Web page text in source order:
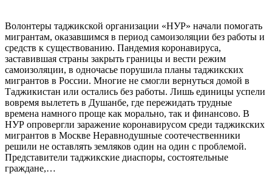
Волонтеры таджикской организации «НУР» начали помогать
мигрантам, оказавшимся в период самоизоляции без работы и
средств к существованию. Пандемия коронавируса,
заставившая страны закрыть границы и вести режим
самоизоляции, в одночасье порушила планы таджикских
мигрантов в России. Многие не смогли вернуться домой в
Таджикистан или остались без работы. Лишь единицы успели
вовремя вылететь в Душанбе, где пережидать трудные
времена намного проще как морально, так и финансово. В
НУР опровергли заражение коронавирусом среди таджикских
мигрантов в Москве Неравнодушные соотечественники
решили не оставлять земляков один на один с проблемой.
Представители таджикские диаспоры, состоятельные
граждане,…